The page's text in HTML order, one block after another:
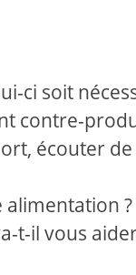
ci soit
contre-
écouter de
?
t-il vous